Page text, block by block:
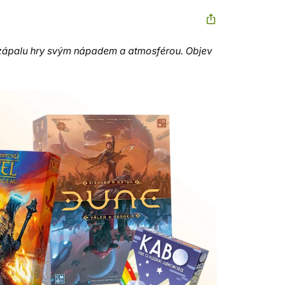
hry svým nápadem a atmosférou. Objev